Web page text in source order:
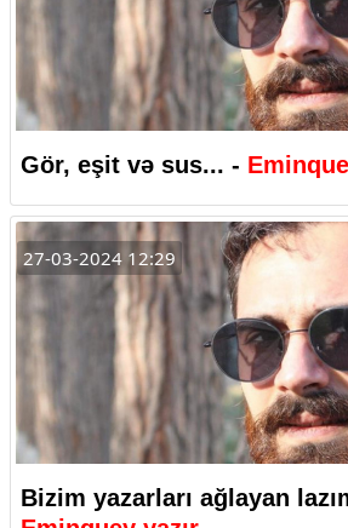
Gör, eşit və sus... -
27-03-2024 12:29
Bizim yazarları ağlayan